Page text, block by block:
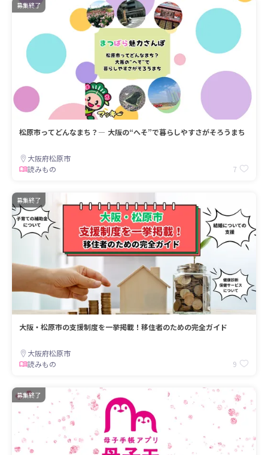
募集終了
松原市ってどんなまち？― 大阪の“へそ”で暮らしやすさがそろうまち
大阪府松原市
読みもの
7
募集終了
大阪・松原市の支援制度を一挙掲載！移住者のための完全ガイド
大阪府松原市
読みもの
9
募集終了